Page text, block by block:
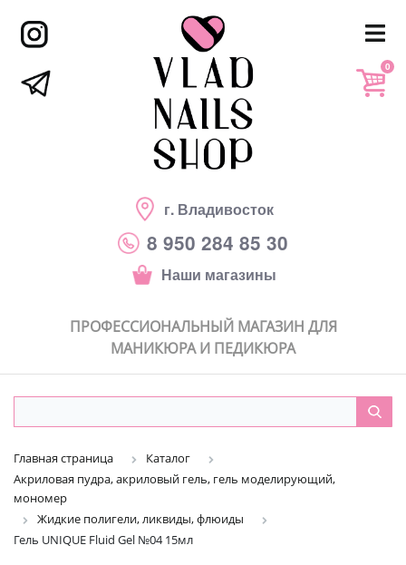
г. Владивосток
8 950 284 85 30
Наши магазины
0
ПРОФЕССИОНАЛЬНЫЙ МАГАЗИН ДЛЯ
МАНИКЮРА И ПЕДИКЮРА
Главная страница
Каталог
Акриловая пудра, акриловый гель, гель моделирующий,
мономер
Жидкие полигели, ликвиды, флюиды
Гель UNIQUE Fluid Gel №04 15мл